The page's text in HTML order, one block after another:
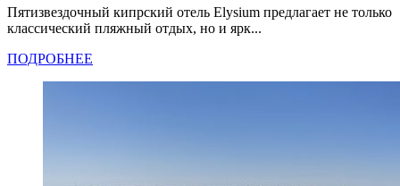
Пятизвездочный кипрский отель Elysium предлагает не только
классический пляжный отдых, но и ярк...
ПОДРОБНЕЕ